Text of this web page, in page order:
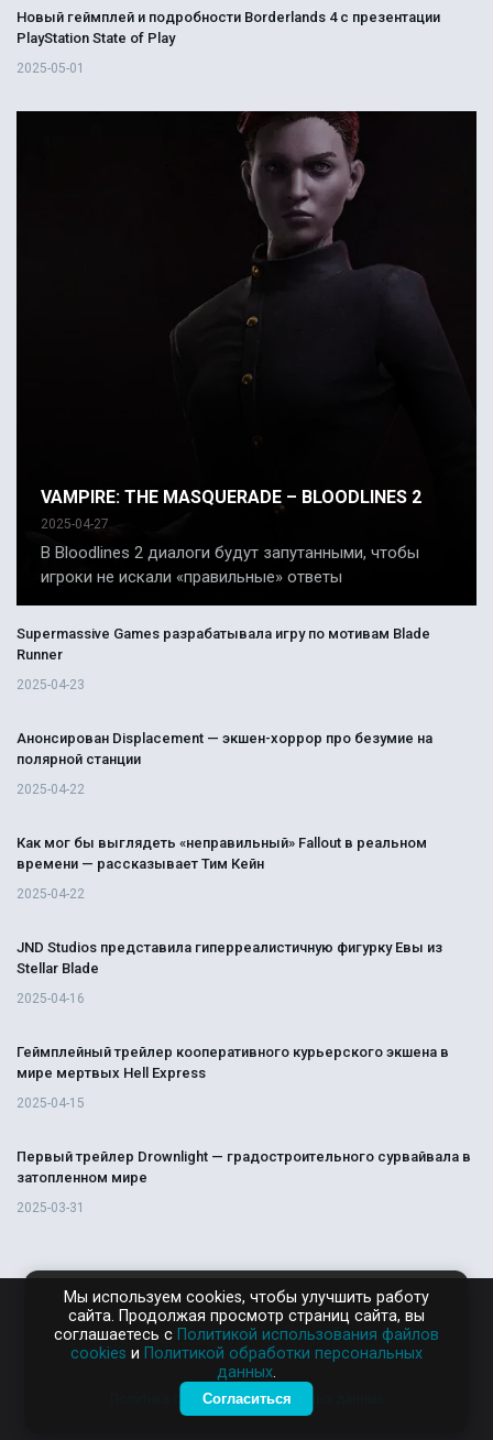
Новый геймплей и подробности Borderlands 4 с презентации
PlayStation State of Play
2025-05-01
VAMPIRE: THE MASQUERADE – BLOODLINES 2
2025-04-27
В Bloodlines 2 диалоги будут запутанными, чтобы
игроки не искали «правильные» ответы
Supermassive Games разрабатывала игру по мотивам Blade
Runner
2025-04-23
Анонсирован Displacement — экшен-хоррор про безумие на
полярной станции
2025-04-22
Как мог бы выглядеть «неправильный» Fallout в реальном
времени — рассказывает Тим Кейн
2025-04-22
JND Studios представила гиперреалистичную фигурку Евы из
Stellar Blade
2025-04-16
Геймплейный трейлер кооперативного курьерского экшена в
мире мертвых Hell Express
2025-04-15
Первый трейлер Drownlight — градостроительного сурвайвала в
затопленном мире
2025-03-31
Мы используем cookies, чтобы улучшить работу
сайта. Продолжая просмотр страниц сайта, вы
соглашаетесь с Политикой использования файлов
cookies и Политикой обработки персональных
данных.
Согласиться
RAMPAGA.RU
Политика обработки персональных данных